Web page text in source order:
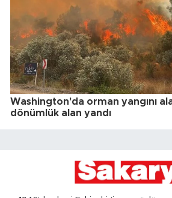
Washington'da orman yangını
dönümlük alan yandı